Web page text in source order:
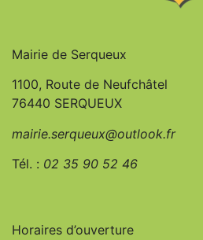
Mairie de Serqueux
1100, Route de Neufchâtel
76440 SERQUEUX
mairie.serqueux@outlook.fr
Tél. : 02 35 90 52 46
Horaires d’ouverture